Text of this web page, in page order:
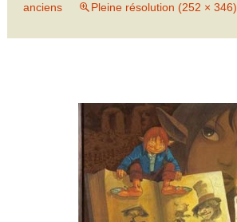
anciens
Pleine résolution (252 × 346)